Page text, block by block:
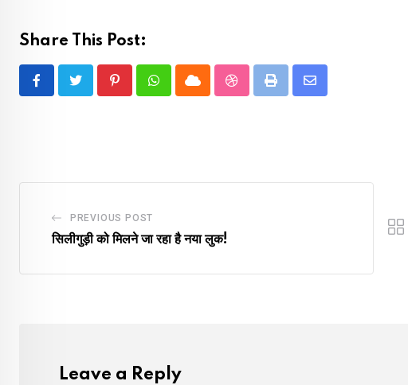
Share This Post:
PinterestWhatsappCloud StumbleUpon
Print
Share
PREVIOUS POST
सिलीगुड़ी को मिलने जा रहा है नया लुक!
Leave a Reply